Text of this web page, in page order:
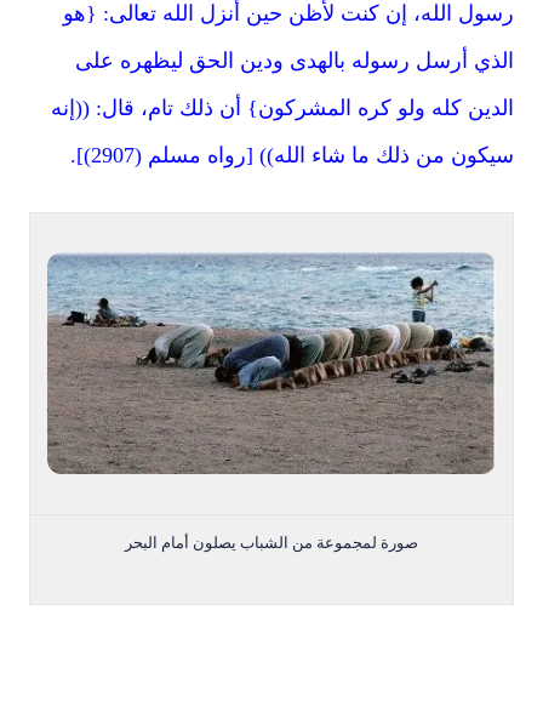
رسول الله، إن كنت لأظن حين أنزل الله تعالى: {هو
الذي أرسل رسوله بالهدى ودين الحق ليظهره على
الدين كله ولو كره المشركون} أن ذلك تام، قال: ((إنه
سيكون من ذلك ما شاء الله)) [رواه مسلم (2907)].
صورة لمجموعة من الشباب يصلون أمام البحر